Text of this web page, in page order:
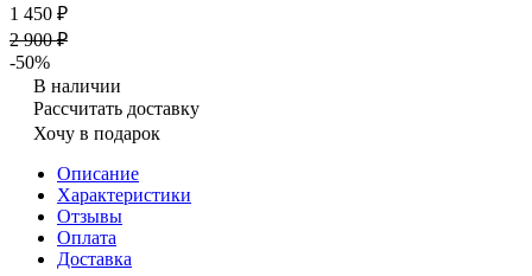
1 450 ₽
2 900 ₽
-50%
В наличии
Рассчитать доставку
Хочу в подарок
Описание
Характеристики
Отзывы
Оплата
Доставка